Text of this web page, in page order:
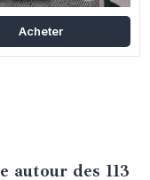
Acheter
autour des 113